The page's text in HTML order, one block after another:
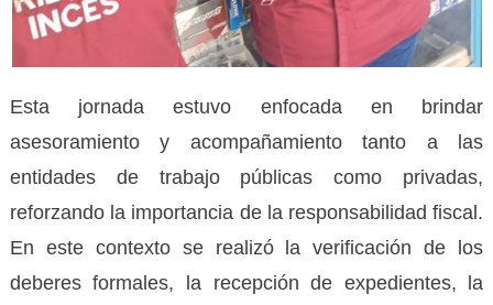
Esta jornada estuvo enfocada en brindar
asesoramiento y acompañamiento tanto a las
entidades de trabajo públicas como privadas,
reforzando la importancia de la responsabilidad fiscal.
En este contexto se realizó la verificación de los
deberes formales, la recepción de expedientes, la